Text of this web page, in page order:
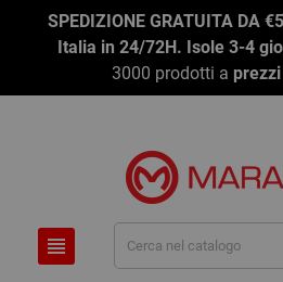
SPEDIZIONE GRATUITA DA
Italia in 24/72H. Isole 3-4
3000 prodotti a
view_headline